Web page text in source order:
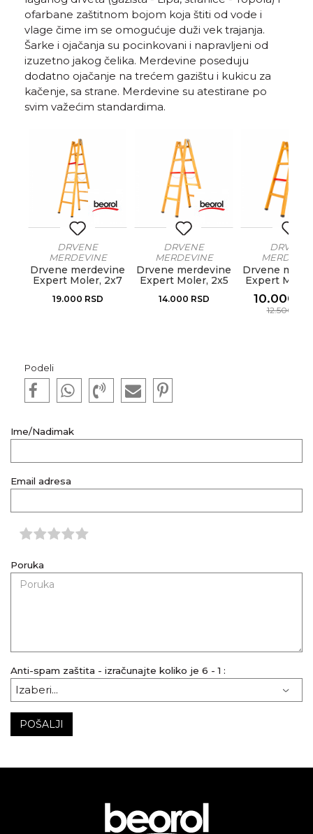
ofarbane zaštitnom bojom koja štiti od vode i
vlage čime im se omogućuje duži vek trajanja.
Šarke i ojačanja su pocinkovani i napravljeni od
izuzetno jakog čelika. Merdevine poseduju
dodatno ojačanje na trećem gazištu i kukicu za
kačenje, sa strane. Merdevine su atestirane po
svim važećim standardima.
DRVENE
MERDEVINE
Drvene merdevine
Expert Moler, 2x7
19.000 RSD
DRVENE
MERDEVINE
Drvene merdevine
Expert Moler, 2x5
14.000 RSD
DRVENE
Drvene
Expert
10.000
12.500
Podeli
Ime/Nadimak
Email adresa
Poruka
Anti-spam zaštita - izračunajte koliko je 6 - 1 :
POŠALJI